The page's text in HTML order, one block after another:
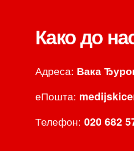
Како до
Адреса: Вака
еПошта:
Телефон: 020 682